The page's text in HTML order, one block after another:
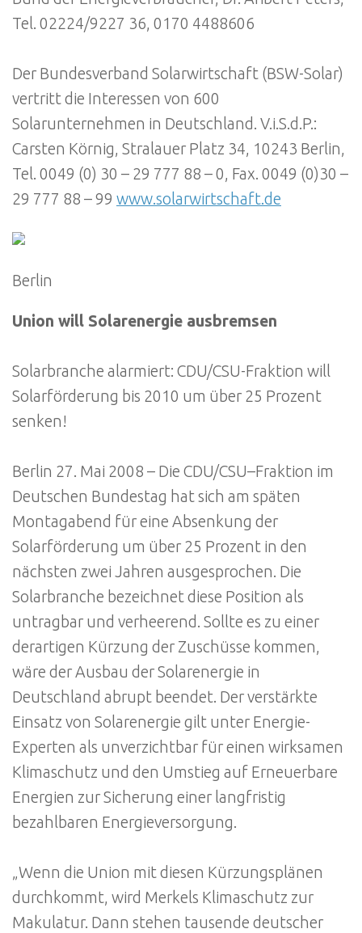
Tel. 02224/9227 36, 0170 4488606
Der Bundesverband Solarwirtschaft (BSW-Solar)
vertritt die Interessen von 600
Solarunternehmen in Deutschland. V.i.S.d.P.:
Carsten Körnig, Stralauer Platz 34, 10243 Berlin,
Tel. 0049 (0) 30 – 29 777 88 – 0, Fax. 0049 (0)30 –
29 777 88 – 99 www.solarwirtschaft.de
Berlin
Union will Solarenergie ausbremsen
Solarbranche alarmiert: CDU/CSU-Fraktion will
Solarförderung bis 2010 um über 25 Prozent
senken!
Berlin 27. Mai 2008 – Die CDU/CSU–Fraktion im
Deutschen Bundestag hat sich am späten
Montagabend für eine Absenkung der
Solarförderung um über 25 Prozent in den
nächsten zwei Jahren ausgesprochen. Die
Solarbranche bezeichnet diese Position als
untragbar und verheerend. Sollte es zu einer
derartigen Kürzung der Zuschüsse kommen,
wäre der Ausbau der Solarenergie in
Deutschland abrupt beendet. Der verstärkte
Einsatz von Solarenergie gilt unter Energie-
Experten als unverzichtbar für einen wirksamen
Klimaschutz und den Umstieg auf Erneuerbare
Energien zur Sicherung einer langfristig
bezahlbaren Energieversorgung.
„Wenn die Union mit diesen Kürzungsplänen
durchkommt, wird Merkels Klimaschutz zur
Makulatur. Dann stehen tausende deutscher